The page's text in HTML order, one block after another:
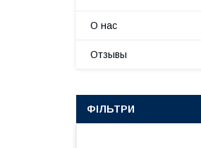
О нас
Отзывы
ФІЛЬТРИ